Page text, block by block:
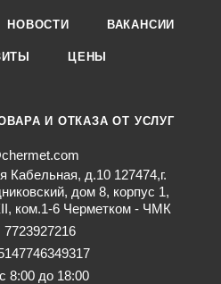
НОВОСТИ ВАКАНСИИ
ЦЕНЫ
И ОТКАЗА ОТ УСЛУГ
Кабельная, д.10 127474,г.
дом 8, корпус 1,
ком.1-6 Черметком - ЧМК
8:00 до 18:00